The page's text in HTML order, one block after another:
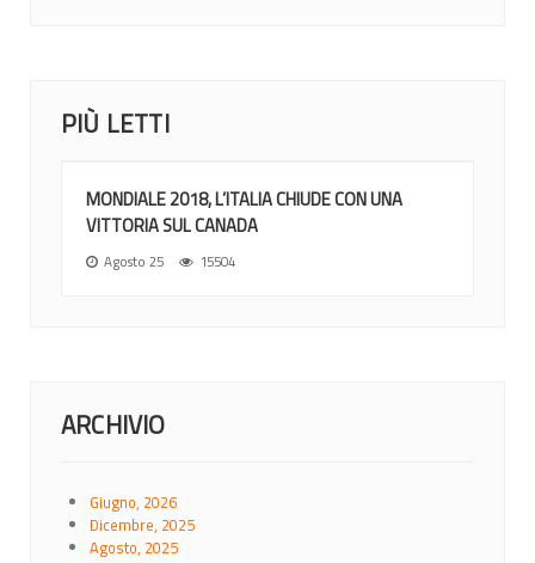
PIÙ LETTI
MONDIALE 2018, L’ITALIA CHIUDE CON UNA
VITTORIA SUL CANADA
Agosto 25 15504
ARCHIVIO
Giugno, 2026
Dicembre, 2025
Agosto, 2025